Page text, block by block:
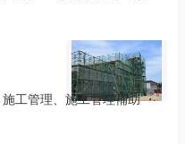
工管理、施工管理補助 ・